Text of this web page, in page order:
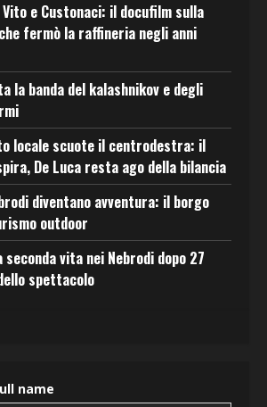
e Custonaci: il docufilm sulla
fermò la raffineria negli anni
la banda del kalashnikov e degli
locale scuote il centrodestra: il
De Luca resta ago della bilancia
diventano avventura: il borgo
outdoor
seconda vita nei Nebrodi dopo 27
spettacolo
name